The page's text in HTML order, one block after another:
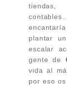
plantar
escalar
gente de
vida al
por eso